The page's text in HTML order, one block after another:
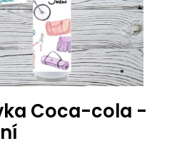
Coca-cola -